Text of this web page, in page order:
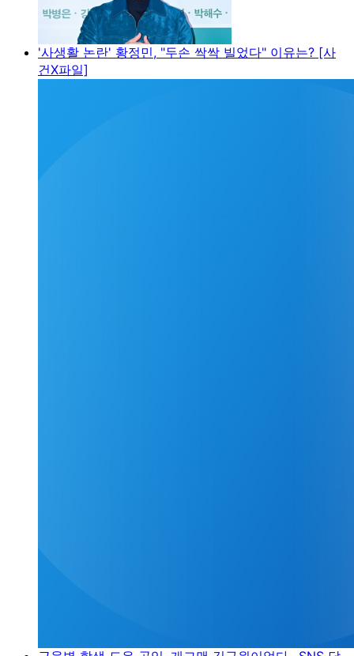
'사생활 논란' 황정민, "두손 싹싹 빌었다" 이유는? [사
건X파일]